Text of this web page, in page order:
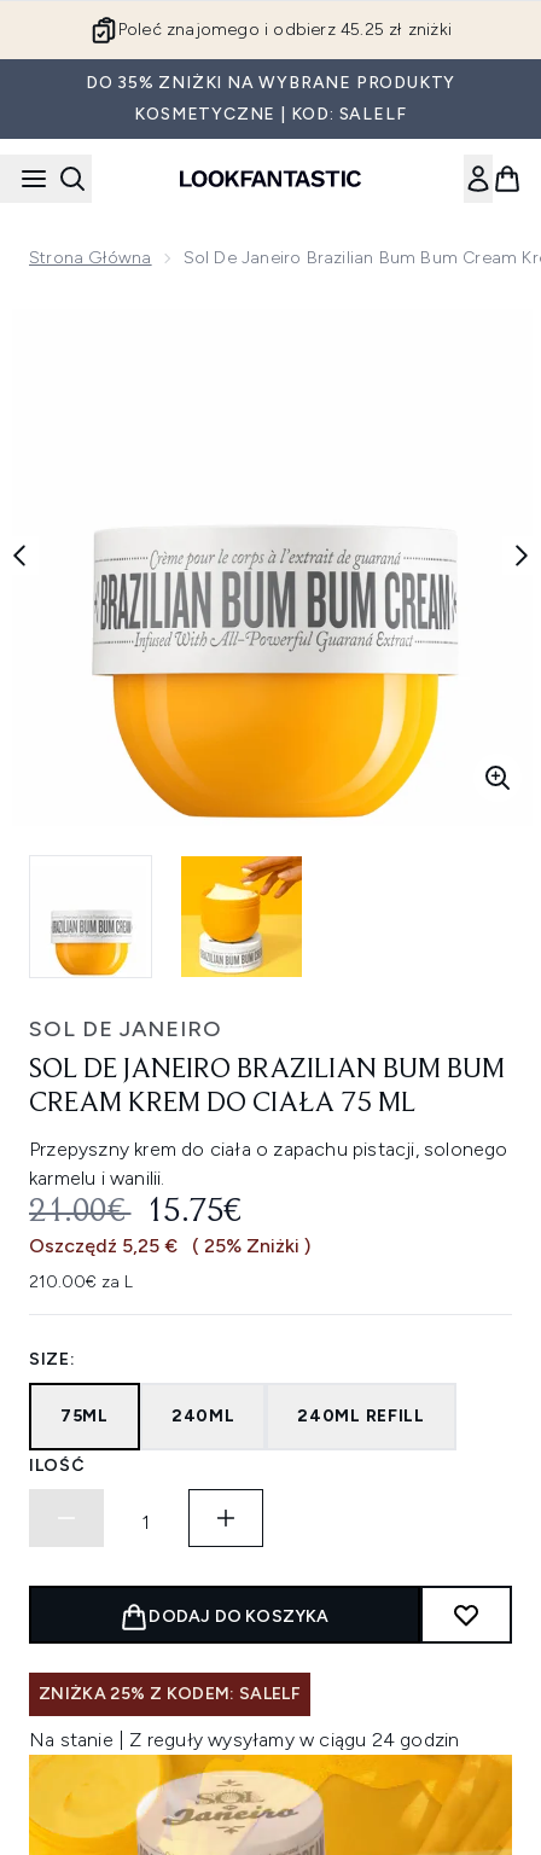
Poleć znajomego i odbierz 45.25 zł zniżki
DO 35% ZNIŻKI NA WYBRANE PRODUKTY
KOSMETYCZNE | KOD: SALELF
Strona Główna Sol De Janeiro Brazilian Bum Bum Cream
SOL DE JANEIRO
SOL DE JANEIRO BRAZILIAN BUM BUM
CREAM KREM DO CIAŁA 75 ML
Przepyszny krem do ciała o zapachu pistacji, solonego
karmelu i wanilii.
SUGEROWANA CENA
21.00€ AKTUALNA CENA:
15.75€
Oszczędź 5,25 € ( 25% Zniżki )
210.00€ za L
SIZE:
75ML 240ML 240ML REFILL
ILOŚĆ
DODAJ DO KOSZYKA
ZNIŻKA 25% Z KODEM: SALELF
Na stanie | Z reguły wysyłamy w ciągu 24 godzin